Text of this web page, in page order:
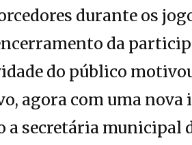
durante os
da
do público
agora com uma nova
a secretária municipal